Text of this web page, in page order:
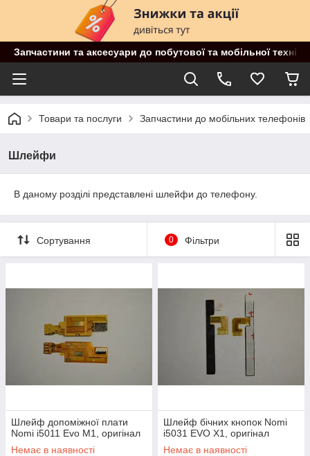
Запчастини та аксесуари до побутової та мобільної
Товари та послуги Запчастини до мобільних телефонів
Шлейфи
В даному розділі представлені шлейфи до телефону.
Сортування 0 Фільтри
Шлейф допоміжної плати
Nomi i5011 Evo M1, оригінал
Немає в наявності
Шлейф бічних кнопок Nomi
i5031 EVO X1, оригінал
Немає в наявності